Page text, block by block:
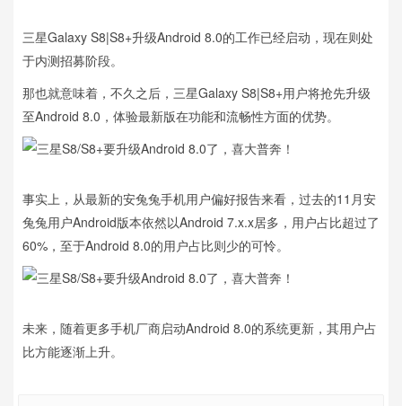
三星Galaxy S8|S8+升级Android 8.0的工作已经启动，现在则处
于内测招募阶段。
那也就意味着，不久之后，三星Galaxy S8|S8+用户将抢先升级
至Android 8.0，体验最新版在功能和流畅性方面的优势。
事实上，从最新的安兔兔手机用户偏好报告来看，过去的11月安
兔兔用户Android版本依然以Android 7.x.x居多，用户占比超过了
60%，至于Android 8.0的用户占比则少的可怜。
未来，随着更多手机厂商启动Android 8.0的系统更新，其用户占
比方能逐渐上升。